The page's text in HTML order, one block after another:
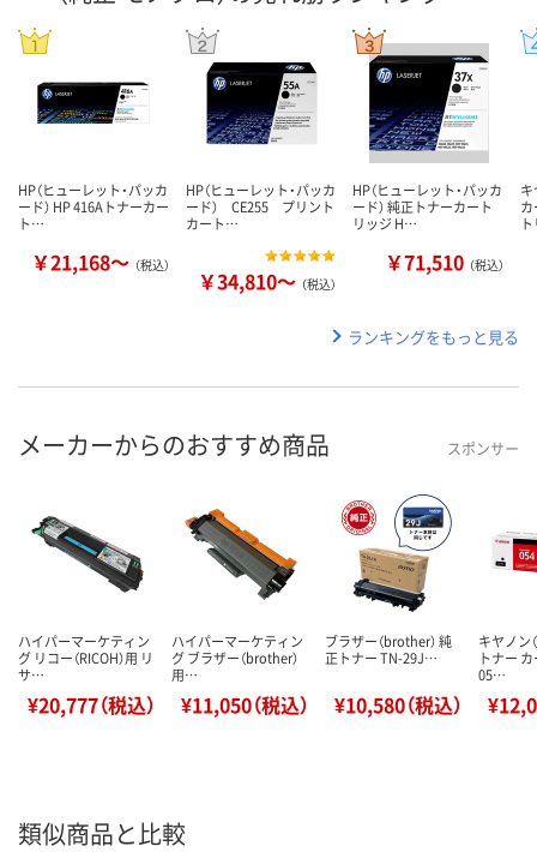
HP（ヒューレット・パッカ
ード） HP 416Aトナーカー
ト…
￥21,168～ （税込）
HP（ヒューレット・パッカ
ード） CE255 プリント
カート…
￥34,810～ （税込）
HP（ヒューレット・パッカ
ード） 純正トナーカート
リッジ H…
￥71,510 （税込）
ランキングをもっと見る
メーカーからのおすすめ商品 スポンサー
ハイパーマーケティン
グ リコー（RICOH）用 リ
サ…
¥20,777（税込）
ハイパーマーケティン
グ ブラザー（brother）
用…
¥11,050（税込）
ブラザー（brother） 純
正トナー TN-29J…
¥10,580（税込）
キヤノン
トナー
05…
類似商品と比較